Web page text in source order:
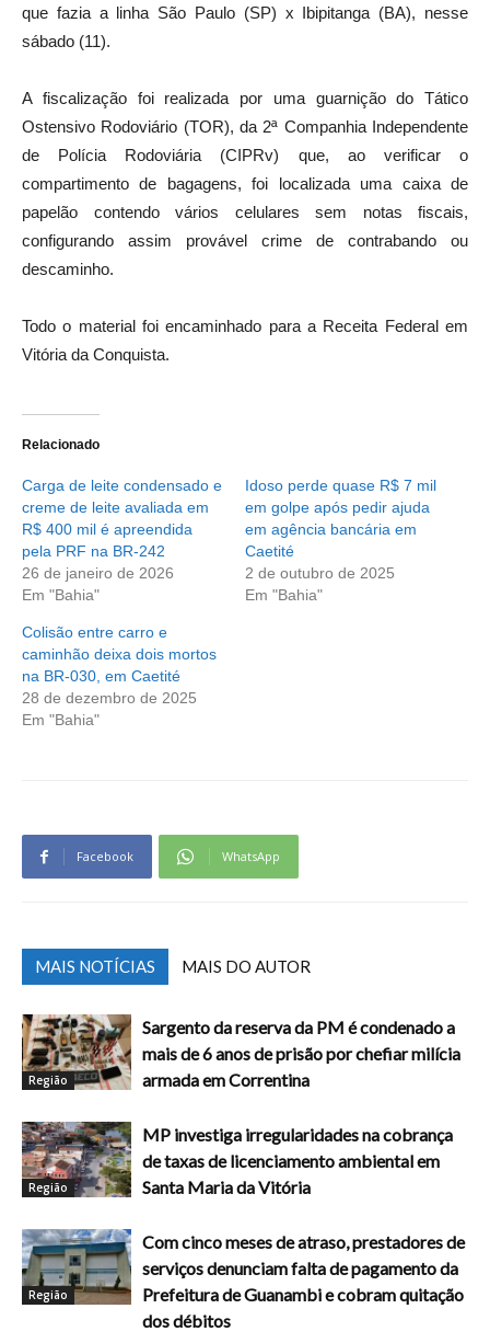
que fazia a linha São Paulo (SP) x Ibipitanga (BA), nesse
sábado (11).
A fiscalização foi realizada por uma guarnição do Tático
Ostensivo Rodoviário (TOR), da 2ª Companhia Independente
de Polícia Rodoviária (CIPRv) que, ao verificar o
compartimento de bagagens, foi localizada uma caixa de
papelão contendo vários celulares sem notas fiscais,
configurando assim provável crime de contrabando ou
descaminho.
Todo o material foi encaminhado para a Receita Federal em
Vitória da Conquista.
Relacionado
Carga de leite condensado e
creme de leite avaliada em
R$ 400 mil é apreendida
pela PRF na BR-242
26 de janeiro de 2026
Em "Bahia"
Idoso perde quase R$ 7 mil
em golpe após pedir ajuda
em agência bancária em
Caetité
2 de outubro de 2025
Em "Bahia"
Colisão entre carro e
caminhão deixa dois mortos
na BR-030, em Caetité
28 de dezembro de 2025
Em "Bahia"
Facebook WhatsApp
MAIS NOTÍCIAS MAIS DO AUTOR
Região
Sargento da reserva da PM é condenado a
mais de 6 anos de prisão por chefiar milícia
armada em Correntina
Região
MP investiga irregularidades na cobrança
de taxas de licenciamento ambiental em
Santa Maria da Vitória
Região
Com cinco meses de atraso, prestadores de
serviços denunciam falta de pagamento da
Prefeitura de Guanambi e cobram quitação
dos débitos